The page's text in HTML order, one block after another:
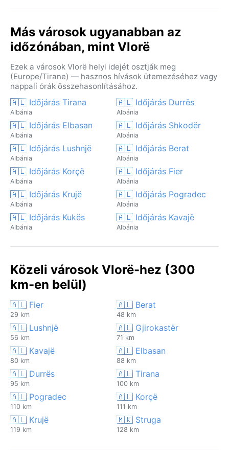
Más városok ugyanabban az
időzónában, mint Vlorë
Ezek a városok Vlorë helyi idejét osztják meg
(Europe/Tirane) — hasznos hívások ütemezéséhez vagy
nappali órák összehasonlításához.
🇦🇱 Időjárás Tirana
Albánia
🇦🇱 Időjárás Durrës
Albánia
🇦🇱 Időjárás Elbasan
Albánia
🇦🇱 Időjárás Shkodër
Albánia
🇦🇱 Időjárás Lushnjë
Albánia
🇦🇱 Időjárás Berat
Albánia
🇦🇱 Időjárás Korçë
Albánia
🇦🇱 Időjárás Fier
Albánia
🇦🇱 Időjárás Krujë
Albánia
🇦🇱 Időjárás Pogradec
Albánia
🇦🇱 Időjárás Kukës
Albánia
🇦🇱 Időjárás Kavajë
Albánia
Közeli városok Vlorë-hez (300
km-en belül)
🇦🇱 Fier
29 km
🇦🇱 Berat
48 km
🇦🇱 Lushnjë
56 km
🇦🇱 Gjirokastër
71 km
🇦🇱 Kavajë
80 km
🇦🇱 Elbasan
88 km
🇦🇱 Durrës
95 km
🇦🇱 Tirana
100 km
🇦🇱 Pogradec
110 km
🇦🇱 Korçë
111 km
🇦🇱 Krujë
119 km
🇲🇰 Struga
128 km